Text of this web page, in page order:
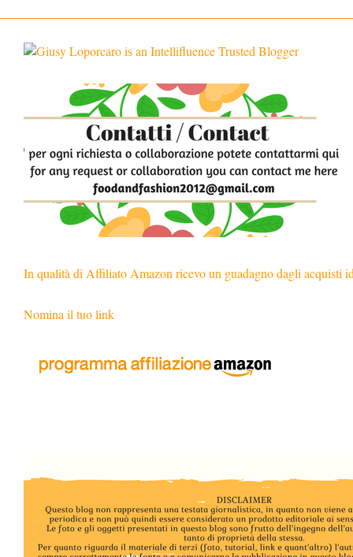
In qualità di Affiliato Amazon ricevo un guadagno dagli acquisti
Nomina il tuo link